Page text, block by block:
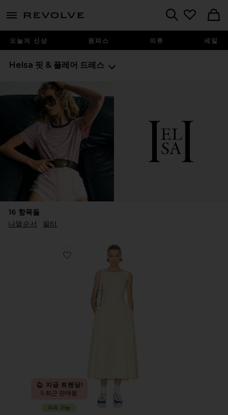
menu - shows more content
오늘의 신상 원피스 의류 세일
Helsa 핏 & 플레어 드레스
16 항목들
나열순서
필터
Favorite STRETCH COTTON SATEEN MIDI DRESS 원
지금 트렌딩!
5 최근 판매됨
지속 가능